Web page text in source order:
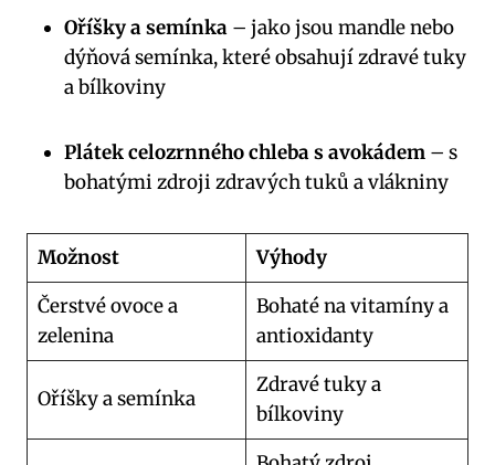
Oříšky a semínka – jako jsou mandle nebo
dýňová semínka, které obsahují zdravé tuky
a bílkoviny
Plátek celozrnného chleba s avokádem – s
bohatými zdroji zdravých tuků a vlákniny
Možnost
Výhody
Čerstvé ovoce a
zelenina
Bohaté na vitamíny a
antioxidanty
Oříšky a semínka
Zdravé tuky a
bílkoviny